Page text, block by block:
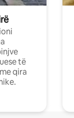
të
qira